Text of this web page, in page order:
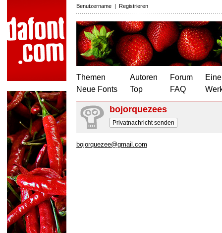
Benutzername | Registrieren
Themen
Neue Fonts
Autoren
Top
Forum
FAQ
bojorquezees
Privatnachricht senden
bojorquezee@gmail.com